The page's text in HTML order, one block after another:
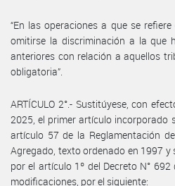
“En las operaciones a que se
omitirse la discriminación a la que
anteriores con relación a aquellos
obligatoria”.
ARTÍCULO 2°.- Sustitúyese, con
2025, el primer artículo incorporado
artículo 57 de la Reglamentación
Agregado, texto ordenado en 1997
por el artículo 1º del Decreto N°
modificaciones, por el siguiente: